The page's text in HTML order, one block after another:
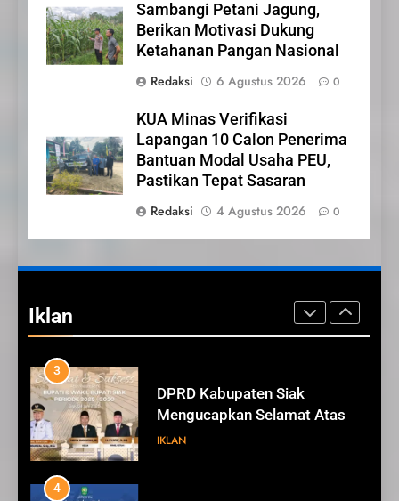
Sambangi Petani Jagung,
Berikan Motivasi Dukung
Ketahanan Pangan Nasional
Redaksi
6 Agustus 2026 0
KUA Minas Verifikasi
Lapangan 10 Calon Penerima
Bantuan Modal Usaha PEU,
Pastikan Tepat Sasaran
Redaksi
4 Agustus 2026 0
Iklan
23
NURGARAHA HARPAL
NOVTEN, SH CALON ANGGOTA
DPRD PROVINSI DKI JAKARTA
IKLAN
1
Pimpinan Beserta Anggota
DPRD Kabupaten Siak
Jadi Kabupaten Siak Ke- 26
IKLAN
Pemerintah Kabupaten Siak
Mengucapkan Tahniah Hari
Jadi ke-26 Kabupaten Siak
3
DPRD Kabupaten Siak
Mengucapkan Selamat Atas
Pengambilan Sumpah Jabatan
IKLAN
4